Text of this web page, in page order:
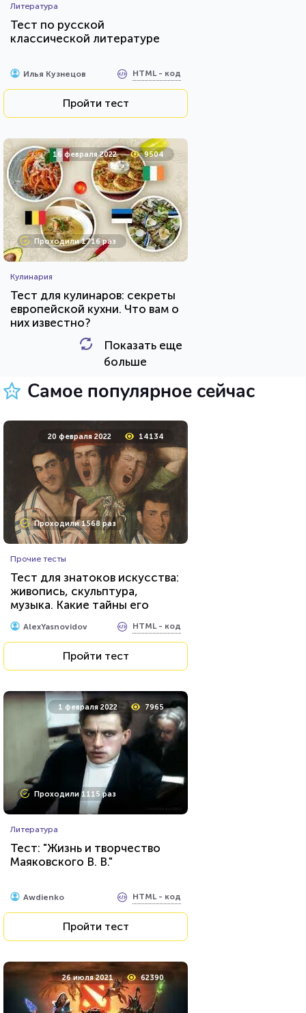
Литература
Тест по русской
классической литературе
Илья Кузнецов HTML - код
Пройти тест
16 февраля 2022 9504
Проходили 1716 раз
Кулинария
Тест для кулинаров: секреты
европейской кухни. Что вам о
них известно?
AlexYasnovidov HTML - код
22 февраля 2022
Проходили 1207 раз
Прочие тесты
Тест по биоэтике
Пройти тест
17 декабря 2021 6882
Проходили 1621 раз
Фильмы
Сможете назвать 100% этих
голливудских звёзд?
Пройти тест
8 июля 2021 11677
Показать еще
больше
Самое популярное сейчас
20 февраля 2022 14134
Проходили 1568 раз
Прочие тесты
Тест для знатоков искусства:
живопись, скульптура,
музыка. Какие тайны его
великих творцов вам
известны?
AlexYasnovidov HTML - код
Пройти тест
1 февраля 2022 7965
Проходили 1115 раз
Литература
Тест: "Жизнь и творчество
Маяковского В. В."
Awdienko HTML - код
Пройти тест
26 июля 2021 62390